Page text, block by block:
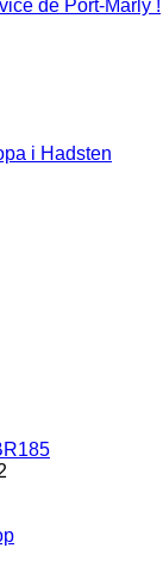
de Port-Marly !
i Hadsten